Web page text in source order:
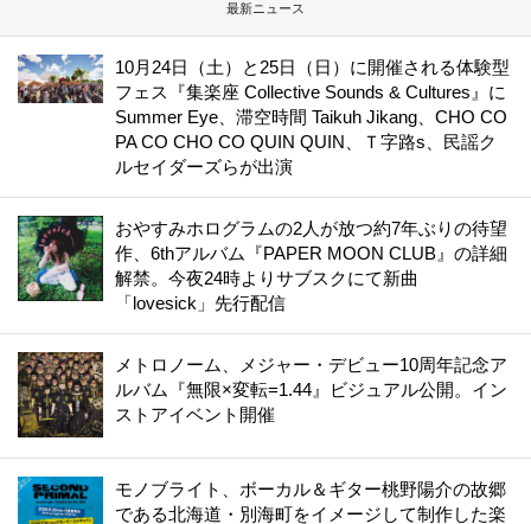
最新ニュース
10月24日（土）と25日（日）に開催される体験型
フェス『集楽座 Collective Sounds & Cultures』に
Summer Eye、滞空時間 Taikuh Jikang、CHO CO
PA CO CHO CO QUIN QUIN、Ｔ字路s、民謡ク
ルセイダーズらが出演
おやすみホログラムの2人が放つ約7年ぶりの待望
作、6thアルバム『PAPER MOON CLUB』の詳細
解禁。今夜24時よりサブスクにて新曲
「lovesick」先行配信
メトロノーム、メジャー・デビュー10周年記念ア
ルバム『無限×変転=1.44』ビジュアル公開。イン
ストアイベント開催
モノブライト、ボーカル＆ギター桃野陽介の故郷
である北海道・別海町をイメージして制作した楽